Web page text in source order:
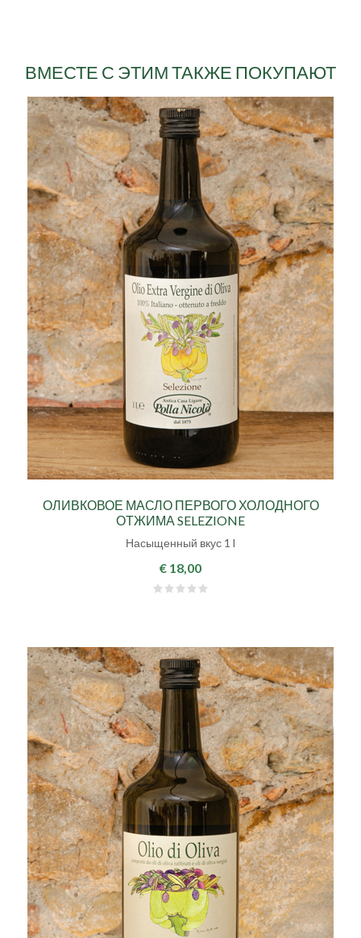
ВМЕСТЕ С ЭТИМ ТАКЖЕ ПОКУПАЮТ
ОЛИВКОВОЕ МАСЛО ПЕРВОГО ХОЛОДНОГО
ОТЖИМА SELEZIONE
Насыщенный вкус 1 l
€ 18,00